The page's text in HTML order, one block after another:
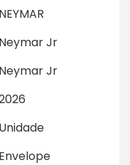
NEYMAR
Neymar Jr
Neymar Jr
Unidade
Envelope